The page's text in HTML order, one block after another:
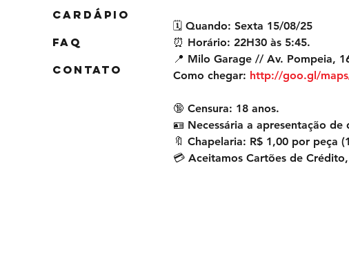
Cardápio
FAQ
Contato
🗓️ Quando: Sexta 15/08/25
⏰ Horário: 22H30 às 5:45.
📍 Milo Garage // Av. Pompeia,
Como chegar: http://goo.gl/
🔞 Censura: 18 anos.
🪪 Necessária a apresentação
🔖 Chapelaria: R$ 1,00 por peça
💳 Aceitamos Cartões de